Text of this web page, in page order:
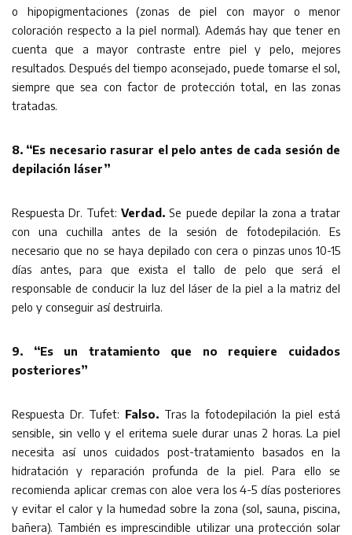
o hipopigmentaciones (zonas de piel con mayor o menor
coloración respecto a la piel normal). Además hay que tener en
cuenta que a mayor contraste entre piel y pelo, mejores
resultados. Después del tiempo aconsejado, puede tomarse el sol,
siempre que sea con factor de protección total, en las zonas
tratadas.
8. “Es necesario rasurar el pelo antes de cada sesión de
depilación láser”
Respuesta Dr. Tufet:Verdad. Se puede depilar la zona a tratar
con una cuchilla antes de la sesión de fotodepilación. Es
necesario que no se haya depilado con cera o pinzas unos 10-15
días antes, para que exista el tallo de pelo que será el
responsable de conducir la luz del láser de la piel a la matriz del
pelo y conseguir así destruirla.
9. “Es un tratamiento que no requiere cuidados
posteriores”
Respuesta Dr. Tufet: Falso. Tras la fotodepilación la piel está
sensible, sin vello y el eritema suele durar unas 2 horas. La piel
necesita así unos cuidados post-tratamiento basados en la
hidratación y reparación profunda de la piel. Para ello se
recomienda aplicar cremas con aloe vera los 4-5 días posteriores
y evitar el calor y la humedad sobre la zona (sol, sauna, piscina,
bañera). También es imprescindible utilizar una protección solar